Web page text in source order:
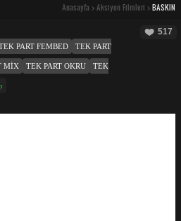
Anasayfa > Aksiyon Filmleri > BASKIN
517
PART FEMBED TEK PART
MIX TEK PART OKRU TEK